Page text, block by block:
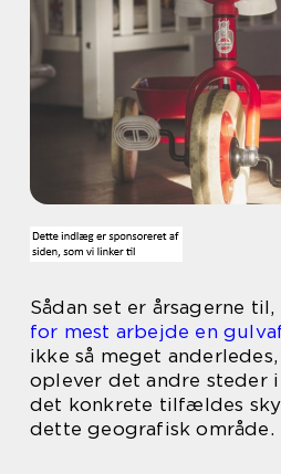
Sådan set er årsagerne
for mest arbejde en
ikke så meget
oplever det andre steder
det konkrete tilfældes
dette geografisk område.